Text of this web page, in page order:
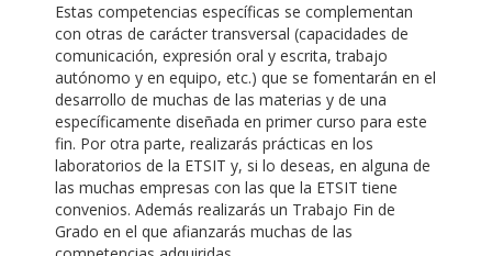
Estas competencias específicas se complementan
con otras de carácter transversal (capacidades de
comunicación, expresión oral y escrita, trabajo
autónomo y en equipo, etc.) que se fomentarán en el
desarrollo de muchas de las materias y de una
específicamente diseñada en primer curso para este
fin. Por otra parte, realizarás prácticas en los
laboratorios de la ETSIT y, si lo deseas, en alguna de
las muchas empresas con las que la ETSIT tiene
convenios. Además realizarás un Trabajo Fin de
Grado en el que afianzarás muchas de las